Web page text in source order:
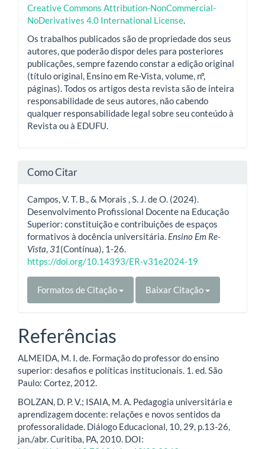
Creative Commons Attribution-NonCommercial-
NoDerivatives 4.0 International License
Os trabalhos publicados são de propriedade dos seus
autores, que poderão dispor deles para posteriores
publicações, sempre fazendo constar a edição original
(título original, Ensino em Re-Vista, volume, nº,
páginas). Todos os artigos desta revista são de inteira
responsabilidade de seus autores, não cabendo
qualquer responsabilidade legal sobre seu conteúdo à
Revista ou à EDUFU.
Como Citar
Campos, V. T. B., & Morais , S. J. de O. (2024).
Desenvolvimento Profissional Docente na Educação
Superior: constituição e contribuições de espaços
formativos à docência universitária. Ensino Em Re-
Vista 31(Contínua), 1-26.
https://doi.org/10.14393/ER-v31e2024-19
Formatos de Citação Baixar Citação
Referências
ALMEIDA, M. I. de. Formação do professor do ensino
superior: desafios e políticas institucionais. 1. ed. São
Paulo: Cortez, 2012.
BOLZAN, D. P. V.; ISAIA, M. A. Pedagogia universitária e
aprendizagem docente: relações e novos sentidos da
professoralidade. Diálogo Educacional, 10, 29, p.13-26,
jan./abr. Curitiba, PA, 2010. DOI: